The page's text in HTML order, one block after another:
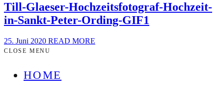
Till-Glaeser-Hochzeitsfotograf-Hochzeit-
in-Sankt-Peter-Ording-GIF1
25. Juni 2020 READ MORE
CLOSE MENU
HOME